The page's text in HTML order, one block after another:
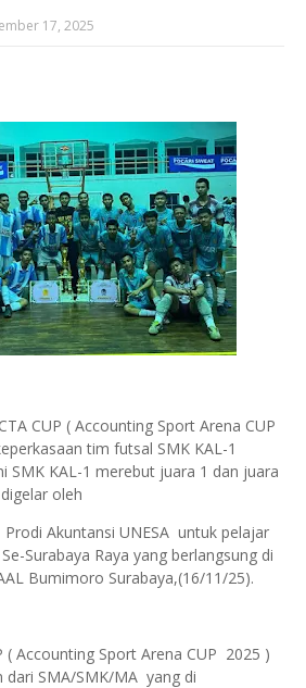
17, 2025
CUP ( Accounting Sport Arena CUP
tim futsal SMK KAL-1
SMK KAL-1 merebut juara 1 dan juara
oleh
Akuntansi UNESA untuk pelajar
Surabaya Raya yang berlangsung di
Bumimoro Surabaya,(16/11/25).
( Accounting Sport Arena CUP 2025 )
dari SMA/SMK/MA yang di